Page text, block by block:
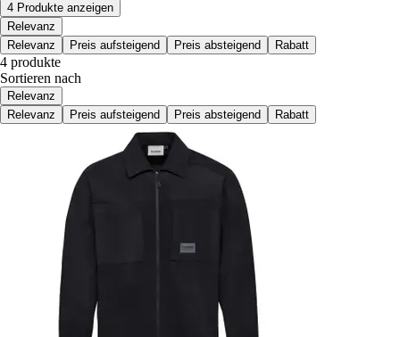
4 Produkte anzeigen
Relevanz
Relevanz
Preis aufsteigend Preis absteigend Rabatt
4 produkte
Sortieren nach
Relevanz
Relevanz
Preis aufsteigend Preis absteigend Rabatt